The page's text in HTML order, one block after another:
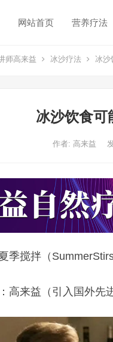
网站首页 营养疗法
师高来益 冰沙疗法 冰沙
冰沙饮食可
作者: 高来益
季搅拌（
高来益（引入国外先